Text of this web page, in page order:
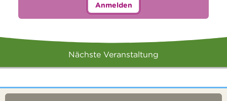
Anmelden
Nächste Veranstaltung